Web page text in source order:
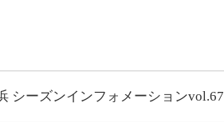
シーズンインフォメーションvol.67